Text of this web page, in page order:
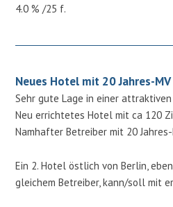
4.0 % /25 f.
Neues Hotel mit 20 Jahres-
Sehr gute Lage in einer
Neu errichtetes Hotel mit ca 120
Namhafter Betreiber mit 20
Ein 2. Hotel östlich von Berlin,
gleichem Betreiber, kann/soll mit